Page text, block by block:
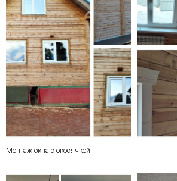
Монтаж окна с окосячкой